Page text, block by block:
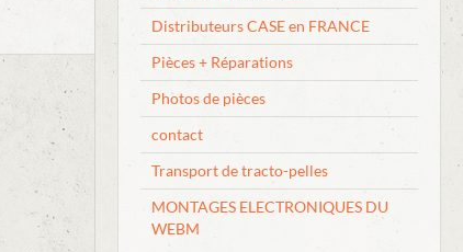
Distributeurs CASE en FRANCE
Pièces + Réparations
Photos de pièces
contact
Transport de tracto-pelles
MONTAGES ELECTRONIQUES DU
WEBM